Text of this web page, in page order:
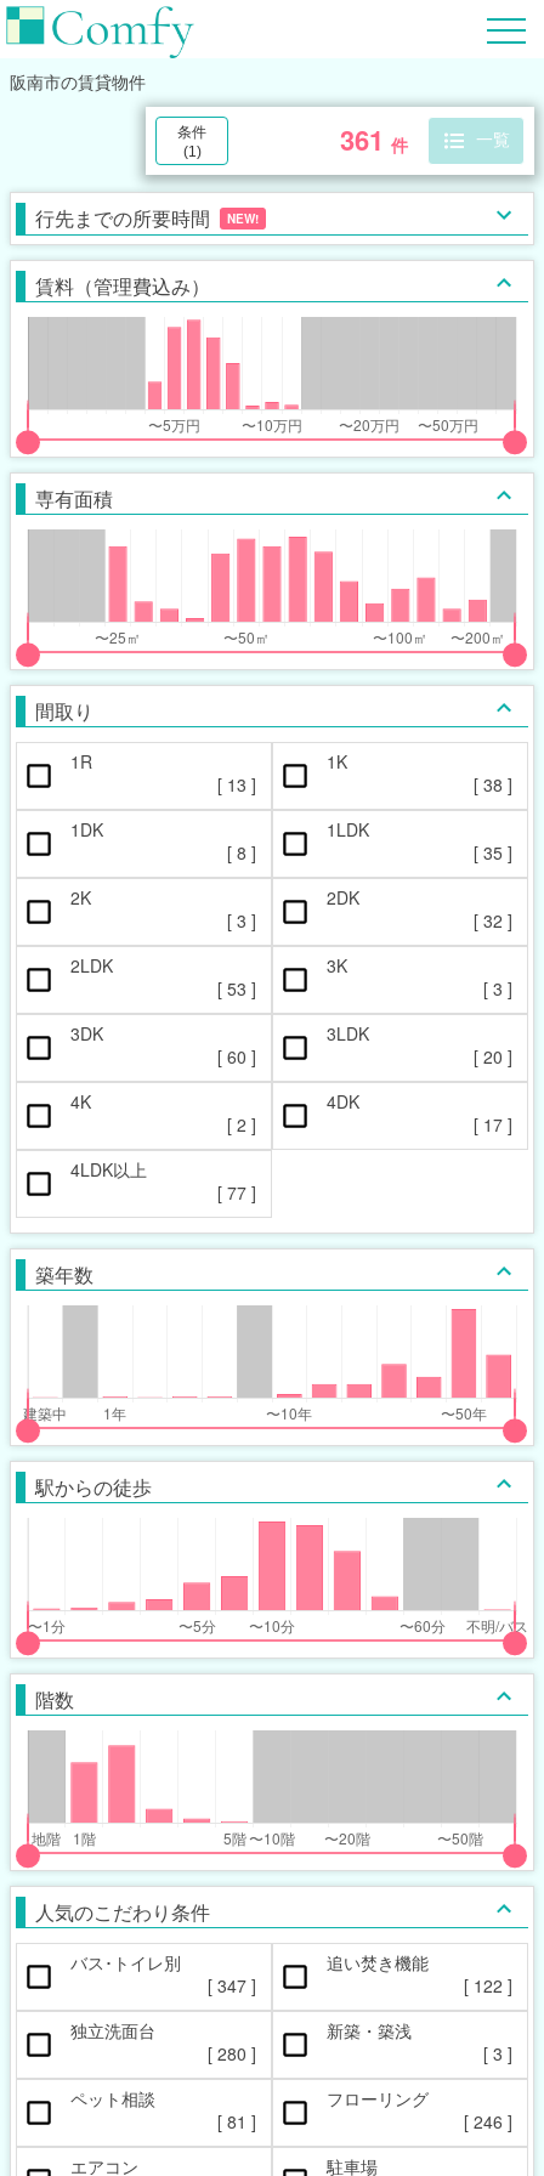
阪南市の賃貸物件
361 件 一覧
条件
(1 )
行先までの所要時間 NEW!
賃料（管理費込み）
専有面積
間取り
1R
[ 13 ]
1K
[ 38 ]
1DK
[ 8 ]
1LDK
[ 35 ]
2K
[ 3 ]
2DK
[ 32 ]
2LDK
[ 53 ]
3K
[ 3 ]
3DK
[ 60 ]
3LDK
[ 20 ]
4K
[ 2 ]
4DK
[ 17 ]
4LDK以上
[ 77 ]
築年数
駅からの徒歩
階数
人気のこだわり条件
バス･トイレ別
[ 347 ]
追い焚き機能
[ 122 ]
独立洗面台
[ 280 ]
新築・築浅
[ 3 ]
ペット相談
[ 81 ]
フローリング
[ 246 ]
エアコン
駐車場